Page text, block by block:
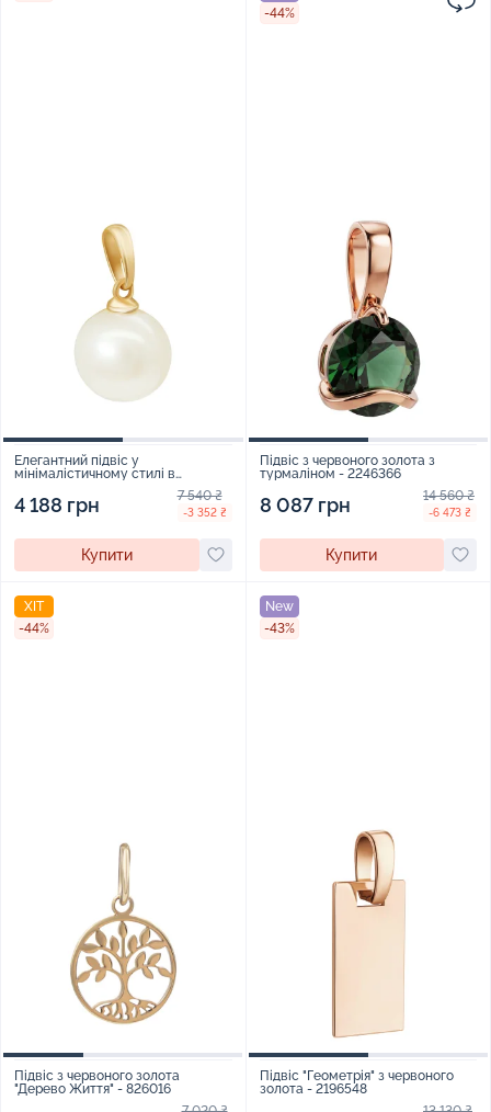
Елегантний підвіс у
мінімалістичному стилі в
червоному золоті з перлиною -
1939382
4 188 грн 7 540 ₴
-3 352 ₴
Купити
-44%
Підвіс з червоного золота з
турмаліном - 2246366
8 087 грн 14 560 ₴
-6 473 ₴
Купити
ХІТ
-44%
Підвіс з червоного золота
"Дерево Життя" - 826016
New
-43%
Підвіс "Геометрія" з червоного
золота - 2196548